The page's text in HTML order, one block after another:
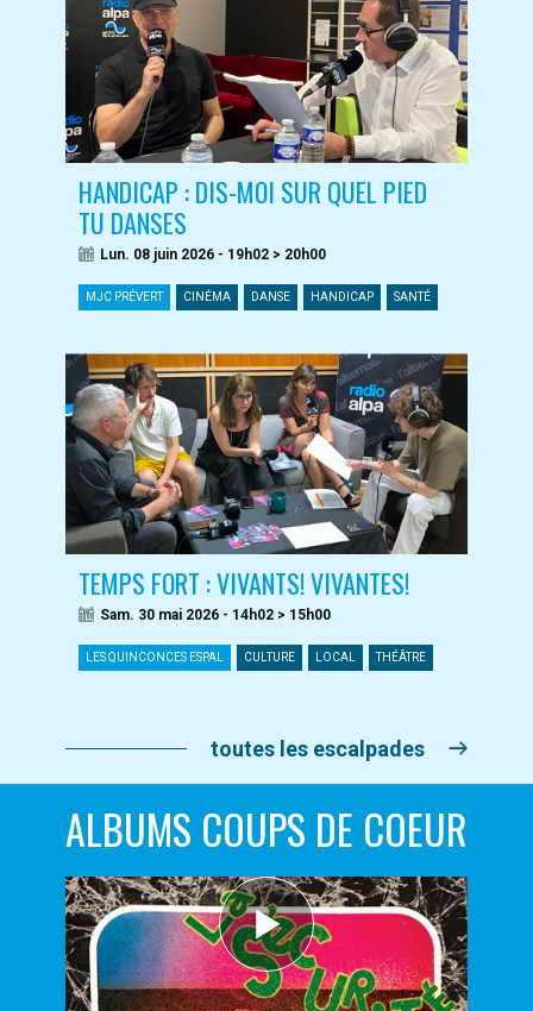
HANDICAP : DIS-MOI SUR QUEL PIED
TU DANSES
Lun. 08 juin 2026 - 19h02 > 20h00
MJC PRÉVERT CINÉMA DANSE HANDICAP SANTÉ
TEMPS FORT : VIVANTS! VIVANTES!
Sam. 30 mai 2026 - 14h02 > 15h00
LES QUINCONCES ESPAL CULTURE LOCAL THÉÂTRE
toutes les escalpades
ALBUMS COUPS DE COEUR